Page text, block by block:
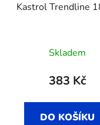
Kastrol Trendline
Skladem
383 Kč
DO KOŠÍKU